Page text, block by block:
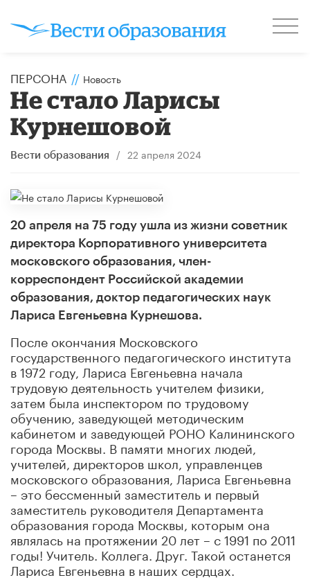
ПЕРСОНА // Новость
Не стало Ларисы
Курнешовой
Вести образования / 22 апреля 2024
20 апреля на 75 году ушла из жизни советник
директора Корпоративного университета
московского образования, член-
корреспондент Российской академии
образования, доктор педагогических наук
Лариса Евгеньевна Курнешова.
После окончания Московского
государственного педагогического института
в 1972 году, Лариса Евгеньевна начала
трудовую деятельность учителем физики,
затем была инспектором по трудовому
обучению, заведующей методическим
кабинетом и заведующей РОНО Калининского
города Москвы. В памяти многих людей,
учителей, директоров школ, управленцев
московского образования, Лариса Евгеньевна
– это бессменный заместитель и первый
заместитель руководителя Департамента
образования города Москвы, которым она
являлась на протяжении 20 лет – с 1991 по 2011
годы! Учитель. Коллега. Друг. Такой останется
Лариса Евгеньевна в наших сердцах.